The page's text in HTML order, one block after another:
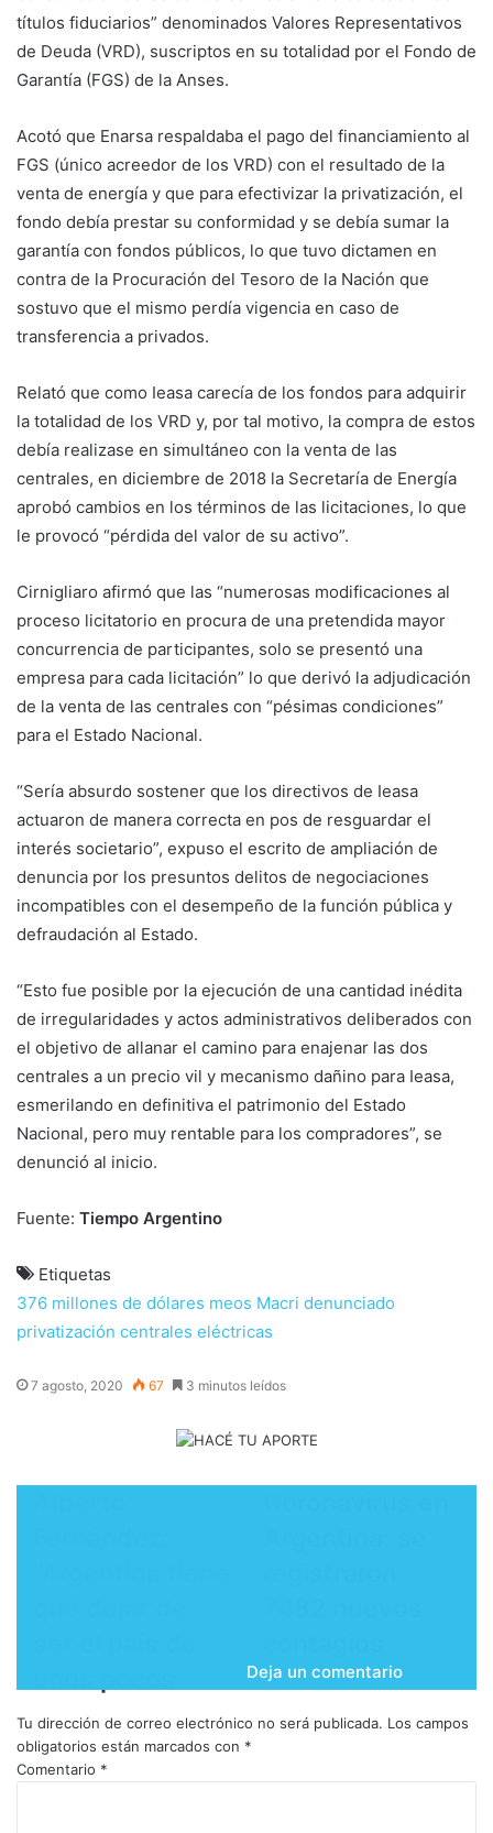
títulos fiduciarios” denominados Valores Representativos
de Deuda (VRD), suscriptos en su totalidad por el Fondo de
Garantía (FGS) de la Anses.
Acotó que Enarsa respaldaba el pago del financiamiento al
FGS (único acreedor de los VRD) con el resultado de la
venta de energía y que para efectivizar la privatización, el
fondo debía prestar su conformidad y se debía sumar la
garantía con fondos públicos, lo que tuvo dictamen en
contra de la Procuración del Tesoro de la Nación que
sostuvo que el mismo perdía vigencia en caso de
transferencia a privados.
Relató que como Ieasa carecía de los fondos para adquirir
la totalidad de los VRD y, por tal motivo, la compra de estos
debía realizase en simultáneo con la venta de las
centrales, en diciembre de 2018 la Secretaría de Energía
aprobó cambios en los términos de las licitaciones, lo que
le provocó “pérdida del valor de su activo”.
Cirnigliaro afirmó que las “numerosas modificaciones al
proceso licitatorio en procura de una pretendida mayor
concurrencia de participantes, solo se presentó una
empresa para cada licitación” lo que derivó la adjudicación
de la venta de las centrales con “pésimas condiciones”
para el Estado Nacional.
“Sería absurdo sostener que los directivos de Ieasa
actuaron de manera correcta en pos de resguardar el
interés societario”, expuso el escrito de ampliación de
denuncia por los presuntos delitos de negociaciones
incompatibles con el desempeño de la función pública y
defraudación al Estado.
“Esto fue posible por la ejecución de una cantidad inédita
de irregularidades y actos administrativos deliberados con
el objetivo de allanar el camino para enajenar las dos
centrales a un precio vil y mecanismo dañino para Ieasa,
esmerilando en definitiva el patrimonio del Estado
Nacional, pero muy rentable para los compradores”, se
denunció al inicio.
Fuente: Tiempo Argentino
Etiquetas
376 millones de dólares meos Macri denunciado
privatización centrales eléctricas
7 agosto, 2020 67 3 minutos leídos
Deja un comentario
Tu dirección de correo electrónico no será publicada. Los campos
obligatorios están marcados con *
Comentario *